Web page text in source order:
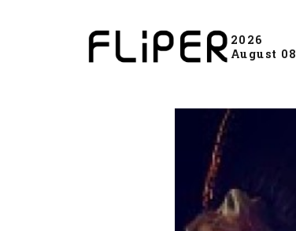
2026
August 08